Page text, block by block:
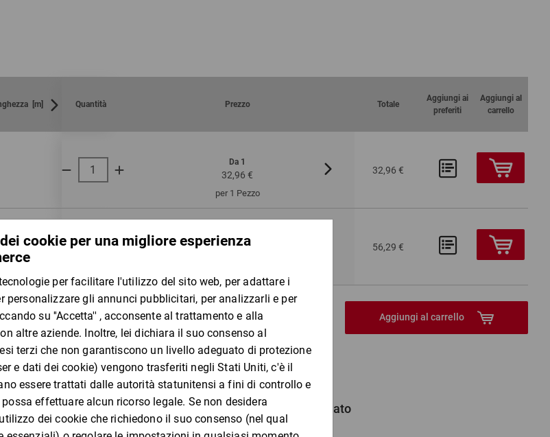
Lunghezza [m] Quantità Prezzo Totale
Aggiungi ai
preferiti
Aggiungi al
carrello
170 PA100/LA1000
Da 1
32,96 € 30,15 €
per 1 Pezzo
32,96 €
170 5.5 PA100/LA1000
Da 1
51,45 €
56,29 €
Aggiungi al carrello
I clienti che hanno visto questo prodotto hanno anche comprato